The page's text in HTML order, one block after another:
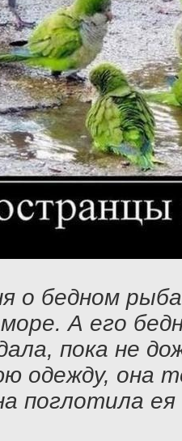
о бедном
А его
пока не
одежду, она
поглотила